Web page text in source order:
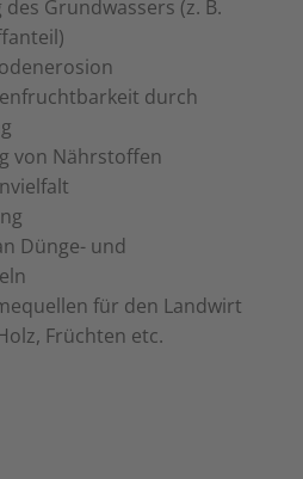
Grundwassers (z. B.
durch
von Nährstoffen
Dünge- und
für den Landwirt
Früchten etc.